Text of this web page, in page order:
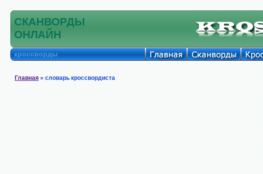
СКАНВОРДЫ
ОНЛАЙН
кроссворды
Главная » словарь кроссвордиста